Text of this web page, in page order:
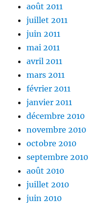
août 2011
juillet 2011
juin 2011
mai 2011
avril 2011
mars 2011
février 2011
janvier 2011
décembre 2010
novembre 2010
octobre 2010
septembre 2010
août 2010
juillet 2010
juin 2010